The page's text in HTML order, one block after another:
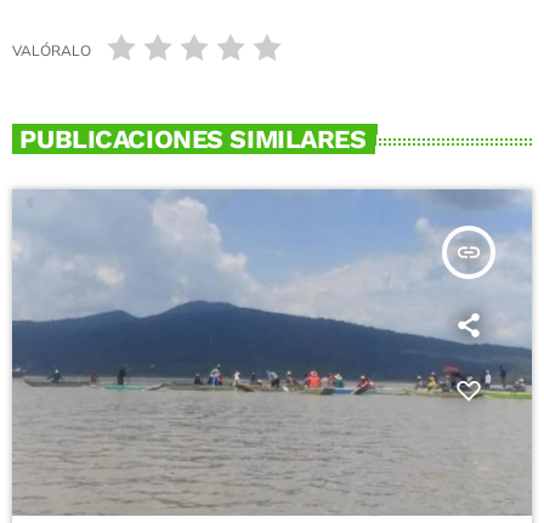
VALÓRALO
PUBLICACIONES SIMILARES
insert_link